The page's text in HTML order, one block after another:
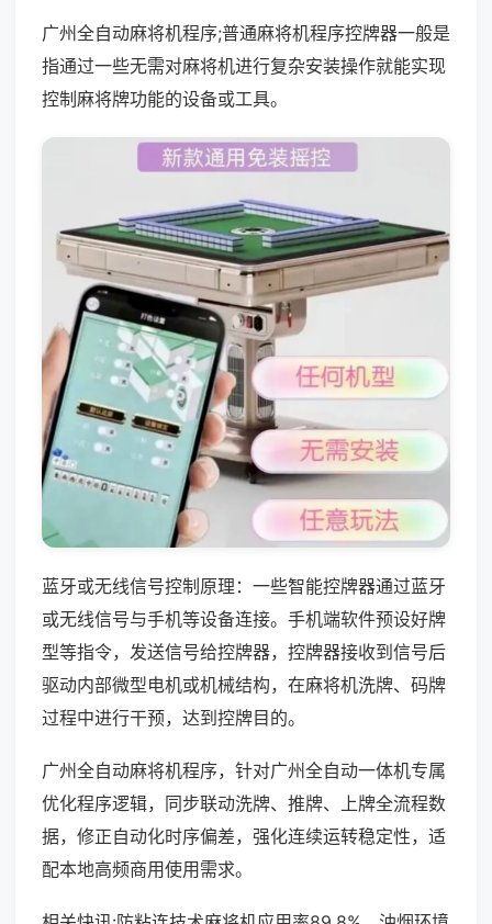
广州全自动麻将机程序;普通麻将机程序控牌器一般是
指通过一些无需对麻将机进行复杂安装操作就能实现
控制麻将牌功能的设备或工具。
蓝牙或无线信号控制原理：一些智能控牌器通过蓝牙
或无线信号与手机等设备连接。手机端软件预设好牌
型等指令，发送信号给控牌器，控牌器接收到信号后
驱动内部微型电机或机械结构，在麻将机洗牌、码牌
过程中进行干预，达到控牌目的。
广州全自动麻将机程序，针对广州全自动一体机专属
优化程序逻辑，同步联动洗牌、推牌、上牌全流程数
据，修正自动化时序偏差，强化连续运转稳定性，适
配本地高频商用使用需求。